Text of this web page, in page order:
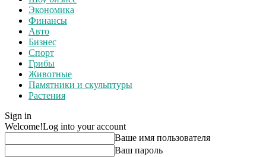
Экономика
Финансы
Авто
Бизнес
Спорт
Грибы
Животные
Памятники и скульптуры
Растения
Sign in
Welcome!Log into your account
Ваше имя пользователя
Ваш пароль